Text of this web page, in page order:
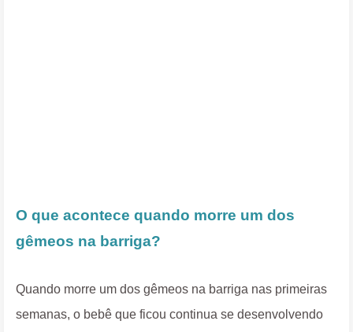
O que acontece quando morre um dos
gêmeos na barriga?
Quando morre um dos gêmeos na barriga nas primeiras
semanas, o bebê que ficou continua se desenvolvendo